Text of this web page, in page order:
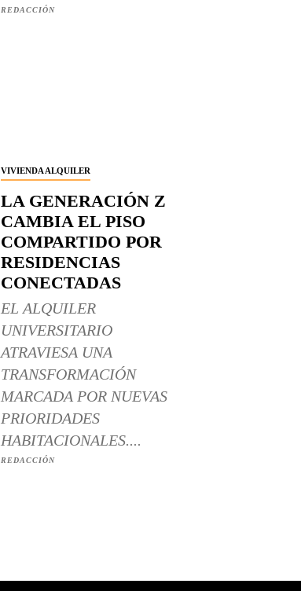
REDACCIÓN
VIVIENDA ALQUILER
LA GENERACIÓN Z
CAMBIA EL PISO
COMPARTIDO POR
RESIDENCIAS
CONECTADAS
EL ALQUILER
UNIVERSITARIO
ATRAVIESA UNA
TRANSFORMACIÓN
MARCADA POR NUEVAS
PRIORIDADES
HABITACIONALES....
REDACCIÓN